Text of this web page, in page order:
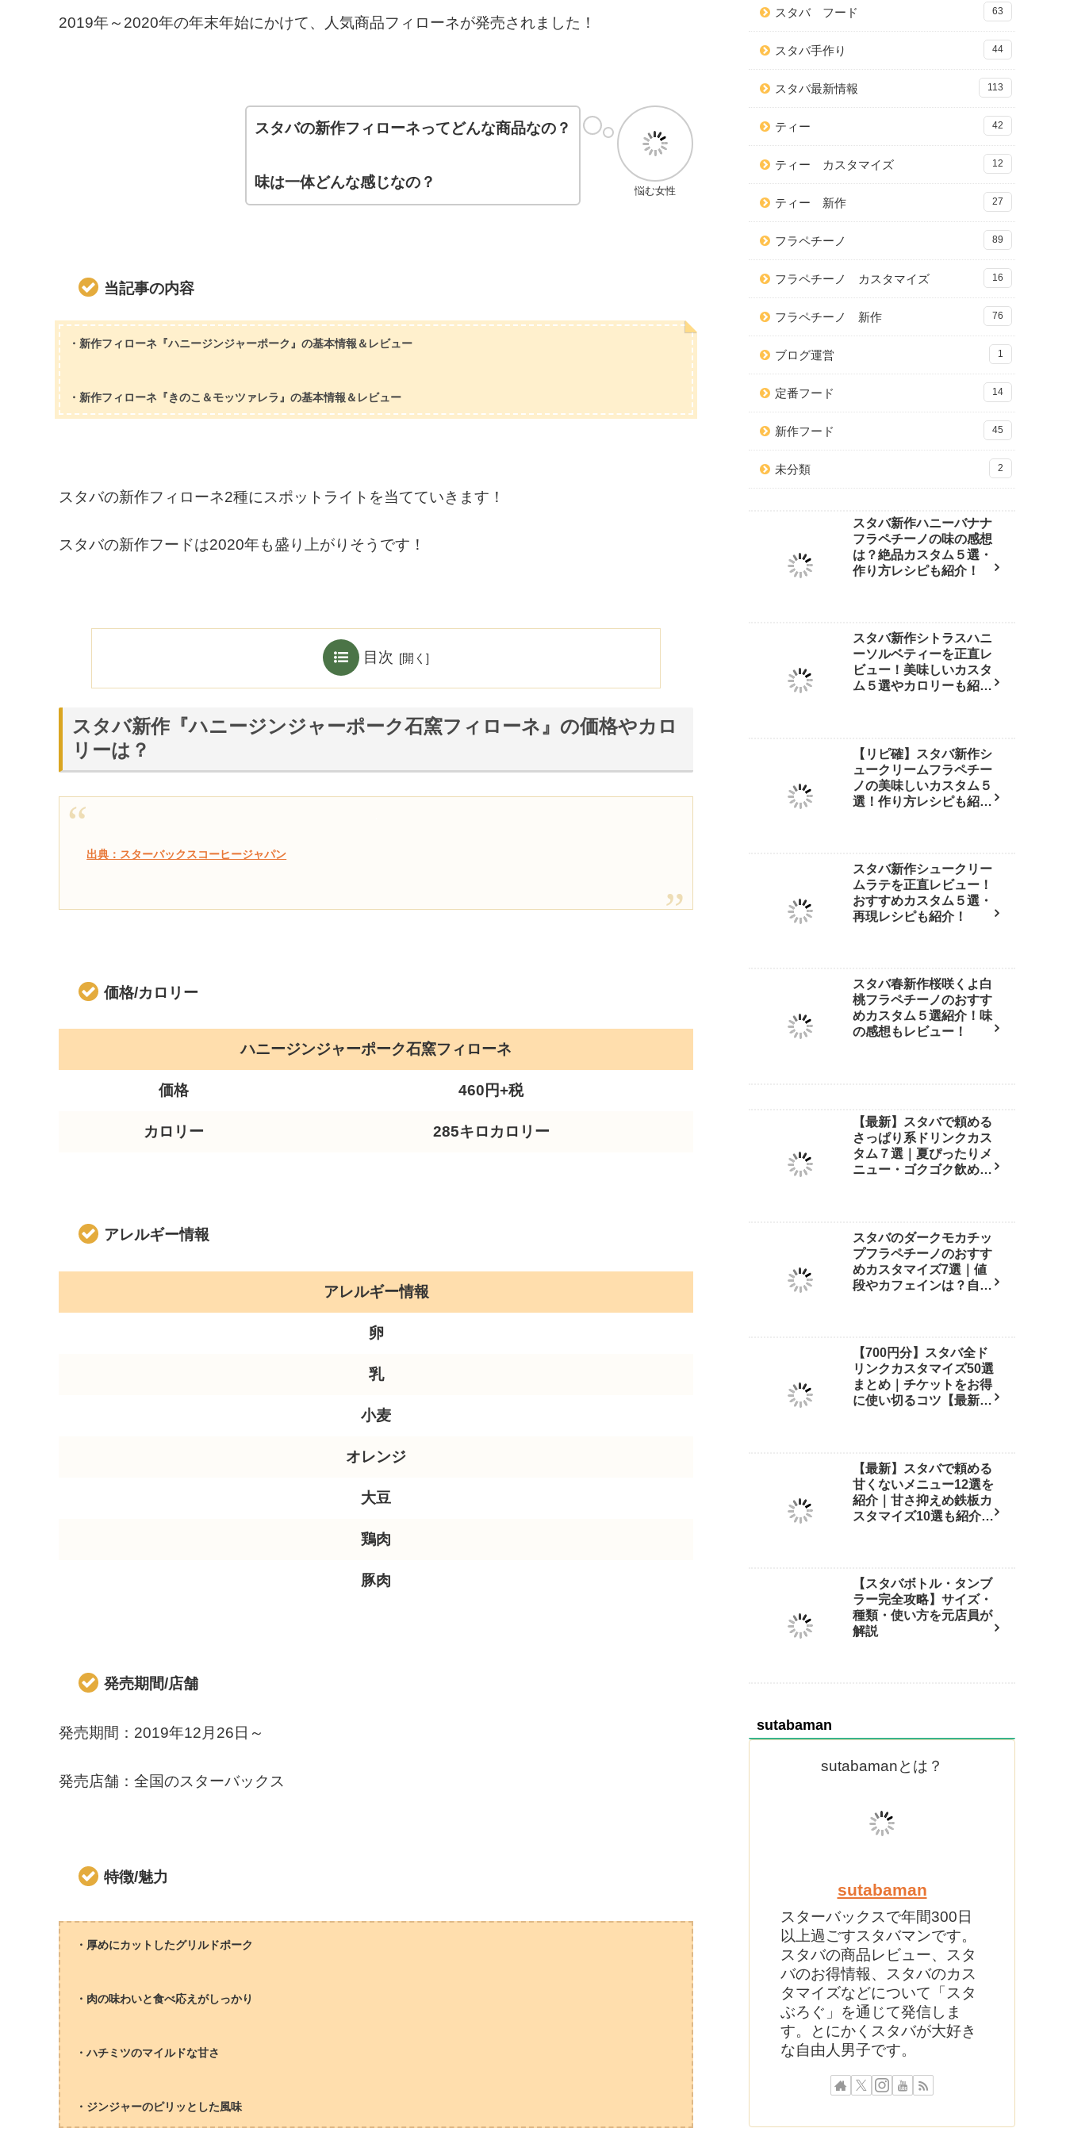
2019年～2020年の年末年始にかけて、人気商品フィローネが発売されました！
悩む女性
スタバの新作フィローネってどんな商品なの？
味は一体どんな感じなの？
当記事の内容
・新作フィローネ『ハニージンジャーポーク』の基本情報＆レビュー
・新作フィローネ『きのこ＆モッツァレラ』の基本情報＆レビュー
スタバの新作フィローネ2種にスポットライトを当てていきます！
スタバの新作フードは2020年も盛り上がりそうです！
目次
スタバ新作『ハニージンジャーポーク石窯フィローネ』の価格やカロ
リーは？
出典：スターバックスコーヒージャパン
価格/カロリー
ハニージンジャーポーク石窯フィローネ
価格 460円+税
カロリー 285キロカロリー
アレルギー情報
アレルギー情報
卵
乳
小麦
オレンジ
大豆
鶏肉
豚肉
発売期間/店舗
発売期間：2019年12月26日～
発売店舗：全国のスターバックス
特徴/魅力
・厚めにカットしたグリルドポーク
・肉の味わいと食べ応えがしっかり
・ハチミツのマイルドな甘さ
・ジンジャーのピリッとした風味
スタバ フード 63
スタバ手作り 44
スタバ最新情報 113
ティー 42
ティー カスタマイズ 12
ティー 新作 27
フラペチーノ 89
フラペチーノ カスタマイズ 16
フラペチーノ 新作 76
ブログ運営 1
定番フード 14
新作フード 45
未分類 2
スタバ新作ハニーバナナ
フラペチーノの味の感想
は？絶品カスタム５選・
作り方レシピも紹介！
スタバ新作シトラスハニ
ーソルベティーを正直レ
ビュー！美味しいカスタ
ム５選やカロリーも紹
【リピ確】スタバ新作シ
ュークリームフラペチー
ノの美味しいカスタム５
選！作り方レシピも紹
スタバ新作シュークリー
ムラテを正直レビュー！
おすすめカスタム５選・
再現レシピも紹介！
スタバ春新作桜咲くよ白
桃フラペチーノのおすす
めカスタム５選紹介！味
の感想もレビュー！
【最新】スタバで頼める
さっぱり系ドリンクカス
タム７選｜夏ぴったりメ
ニュー・ゴクゴク飲める
スタバのダークモカチッ
プフラペチーノのおすす
めカスタマイズ7選｜値
段やカフェインは？自宅
【700円分】スタバ全ド
リンクカスタマイズ50選
まとめ｜チケットをお得
に使い切るコツ【最新
【最新】スタバで頼める
甘くないメニュー12選を
紹介｜甘さ抑えめ鉄板カ
スタマイズ10選も紹介
【スタバボトル・タンブ
ラー完全攻略】サイズ・
種類・使い方を元店員が
解説
sutabaman
sutabamanとは？
sutabaman
スターバックスで年間300日
以上過ごすスタバマンです。
スタバの商品レビュー、スタ
バのお得情報、スタバのカス
タマイズなどについて「スタ
ぶろぐ」を通じて発信しま
す。とにかくスタバが大好き
な自由人男子です。